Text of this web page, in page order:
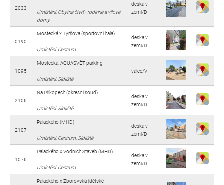
2033
Umístění: Obytná čtvrť - rodinné a vilové
domy
deska v
zemi/D
0190
Mostecká x Tyršova (sportovní hala)
Umístění: Centrum
deska v
zemi/D
1095
Mostecká, AQUASVĚT parking
Umístění: Sídliště
válec/V
2106
Na Příkopech (okresní soud)
Umístění: Sídliště
deska v
zemi/D
2107
Palackého (MHD)
Umístění: Centrum, Sídliště
deska v
zemi/D
1076
Palackého x Vodních Staveb (MHD)
Umístění: Centrum
deska v
zemi/D
Palackého x Zborovská (dětské